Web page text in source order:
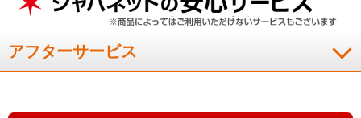
アフターサービス